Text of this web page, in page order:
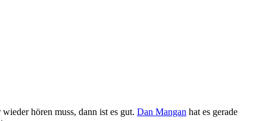
hören muss, dann ist es gut. Dan Mangan hat es gerade